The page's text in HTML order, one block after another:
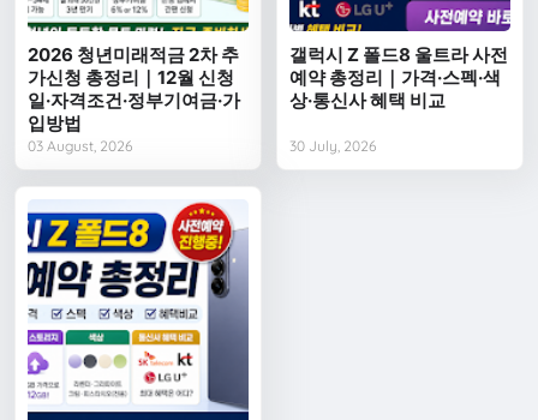
2026 청년미래적금 2차 추
가신청 총정리｜12월 신청
일·자격조건·정부기여금·가
입방법
03 August, 2026
갤럭시 Z 폴드8 울트라 사전
예약 총정리｜가격·스펙·색
상·통신사 혜택 비교
30 July, 2026